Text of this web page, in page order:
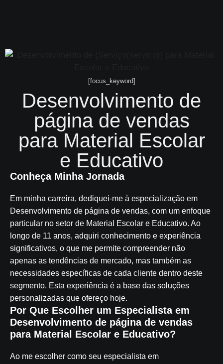
[focus_keyword]
Desenvolvimento de
página de vendas
para Material Escolar
e Educativo
Conheça Minha Jornada
Em minha carreira, dediquei-me à especialização em
Desenvolvimento de página de vendas, com um enfoque
particular no setor de Material Escolar e Educativo. Ao
longo de 11 anos, adquiri conhecimento e experiência
significativos, o que me permite compreender não
apenas as tendências de mercado, mas também as
necessidades específicas de cada cliente dentro deste
segmento. Esta experiência é a base das soluções
personalizadas que ofereço hoje.
Por Que Escolher um Especialista em
Desenvolvimento de página de vendas
para Material Escolar e Educativo?
Ao me escolher como seu especialista em